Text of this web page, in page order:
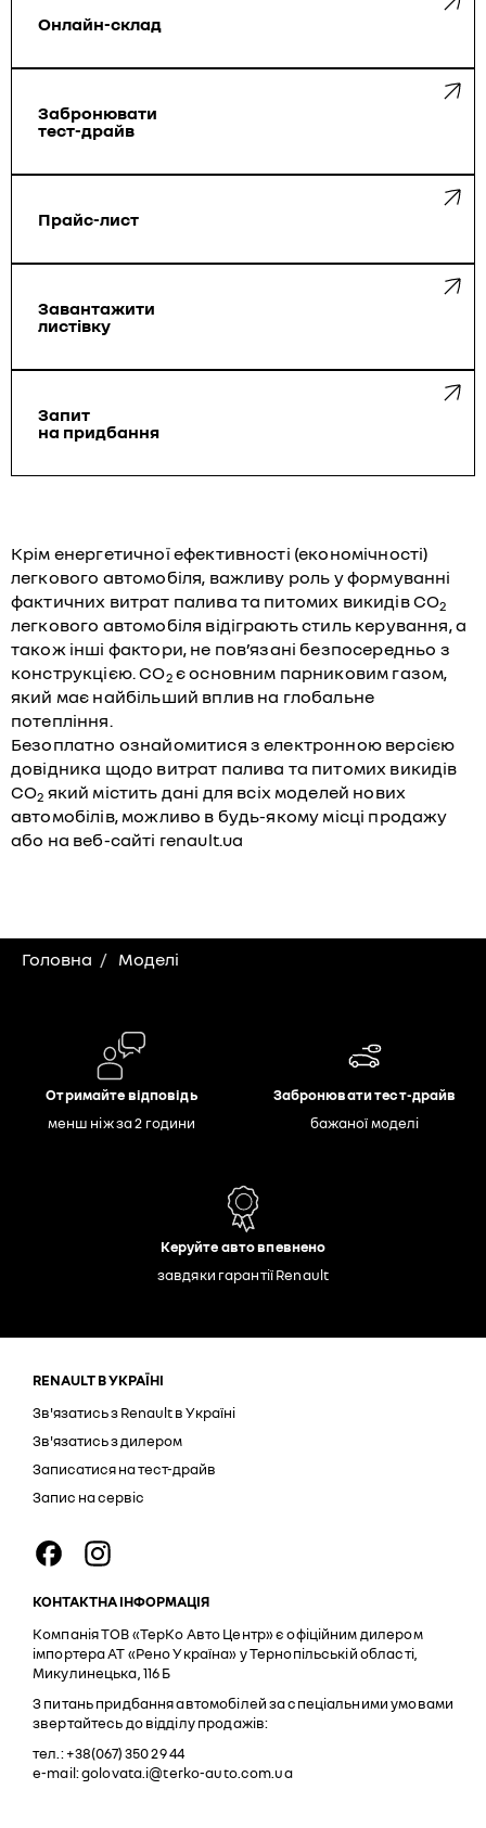
Онлайн-склад
Забронювати
тест-драйв
Прайс-лист
Завантажити
листівку
Запит
на придбання
Крім енергетичної ефективності (економічності)
легкового автомобіля, важливу роль у формуванні
фактичних витрат палива та питомих викидів CO2
легкового автомобіля відіграють стиль керування, а
також інші фактори, не пов’язані безпосередньо з
конструкцією. CO2є основним парниковим газом,
який має найбільший вплив на глобальне
потепління.
Безоплатно ознайомитися з електронною версією
довідника щодо витрат палива та питомих викидів
CO2 який містить дані для всіх моделей нових
автомобілів, можливо в будь-якому місці продажу
або на веб-сайті renault.ua
Головна Моделі
Отримайте відповідь
менш ніж за 2 години
Забронювати тест-драйв
бажаної моделі
Керуйте авто впевнено
завдяки гарантії Renault
RENAULT В УКРАЇНІ
Зв'язатись з Renault в Україні
Зв'язатись з дилером
Записатися на тест-драйв
Запис на сервіс
КОНТАКТНА ІНФОРМАЦІЯ
Компанія ТОВ «ТерКо Авто Центр» є офіційним дилером
імпортера АТ «Рено Україна» у Тернопільській області,
Микулинецька, 116 Б
З питань придбання автомобілей за спеціальними умовами
звертайтесь до відділу продажів:
тел.: +38(067) 350 29 44
e-mail: golovata.i@terko-auto.com.ua